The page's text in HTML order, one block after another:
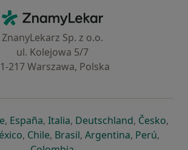
ZnamyLekar - Hlavní stránka
ZnanyLekarz Sp. z o.o.
ul. Kolejowa 5/7
217 Warszawa, Polska
v nové záložce
se otevře v nové záložce
, Españase otevře v nové záložce
, Italiase otevře v nové záložce
, Deutschlandse otevře v
, Českose
,
v nové záložce
se otevře v nové záložce
, Chilese otevře v nové záložce
, Brasilse otevře v nové
, Argentinase otevře v
, Perúse
,